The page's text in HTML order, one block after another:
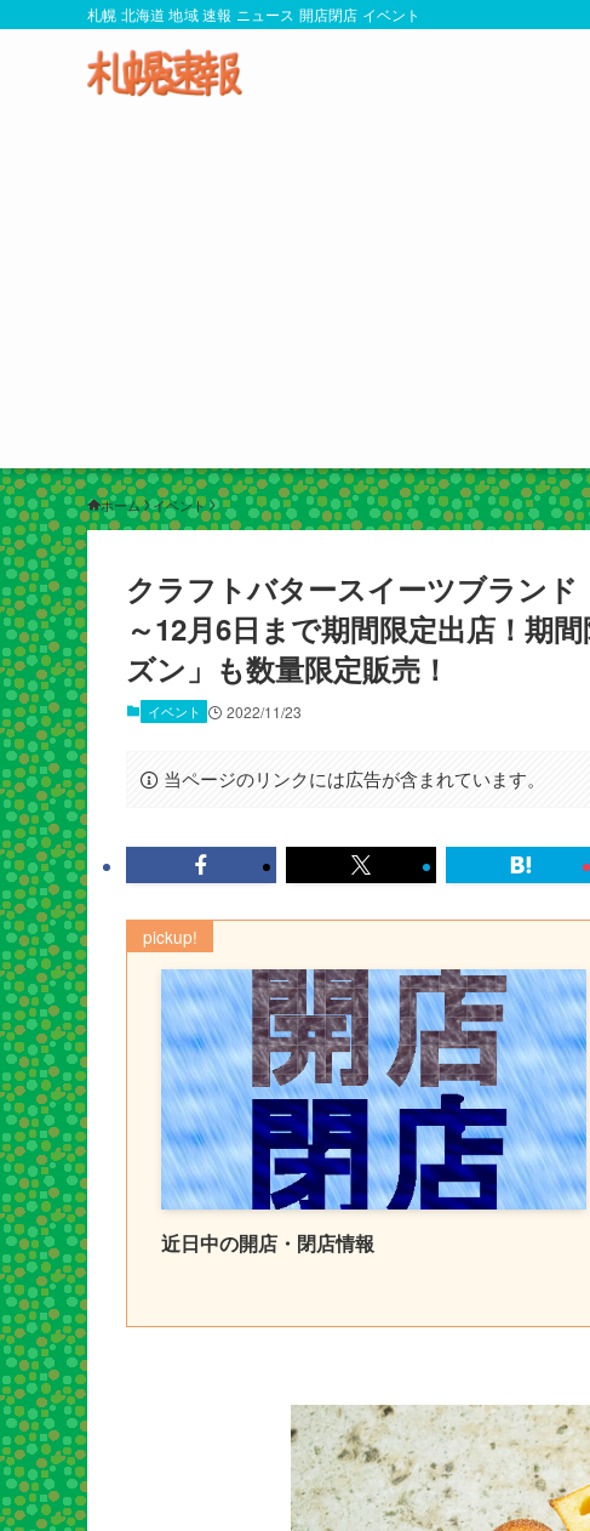
札幌 北海道 地域 速報 ニュース 開店閉店 イベント
ホーム イベント
クラフトバタースイーツブラン
～12月6日まで期間限定出店！期
ズン」も数量限定販売！
イベント 2022/11/23
当ページのリンクには広告が含まれています。
pickup!
近日中の開店・閉店情報